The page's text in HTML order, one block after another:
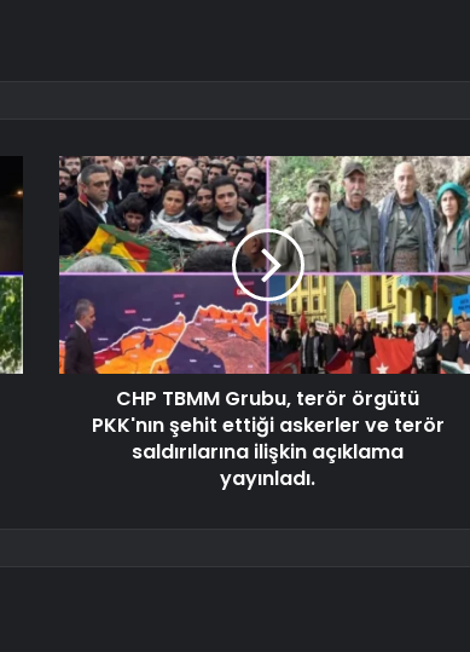
CHP TBMM Grubu, terör örgütü
PKK'nın şehit ettiği askerler ve terör
saldırılarına ilişkin açıklama
yayınladı.